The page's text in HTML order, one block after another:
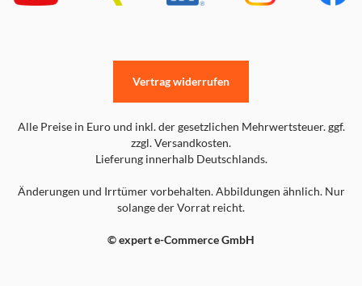
Alle Preise in Euro und inkl. der gesetzlichen Mehrwertsteuer. ggf.
zzgl. Versandkosten.
Lieferung innerhalb Deutschlands.
Änderungen und Irrtümer vorbehalten. Abbildungen ähnlich. Nur
solange der Vorrat reicht.
© expert e-Commerce GmbH
Vertrag widerrufen